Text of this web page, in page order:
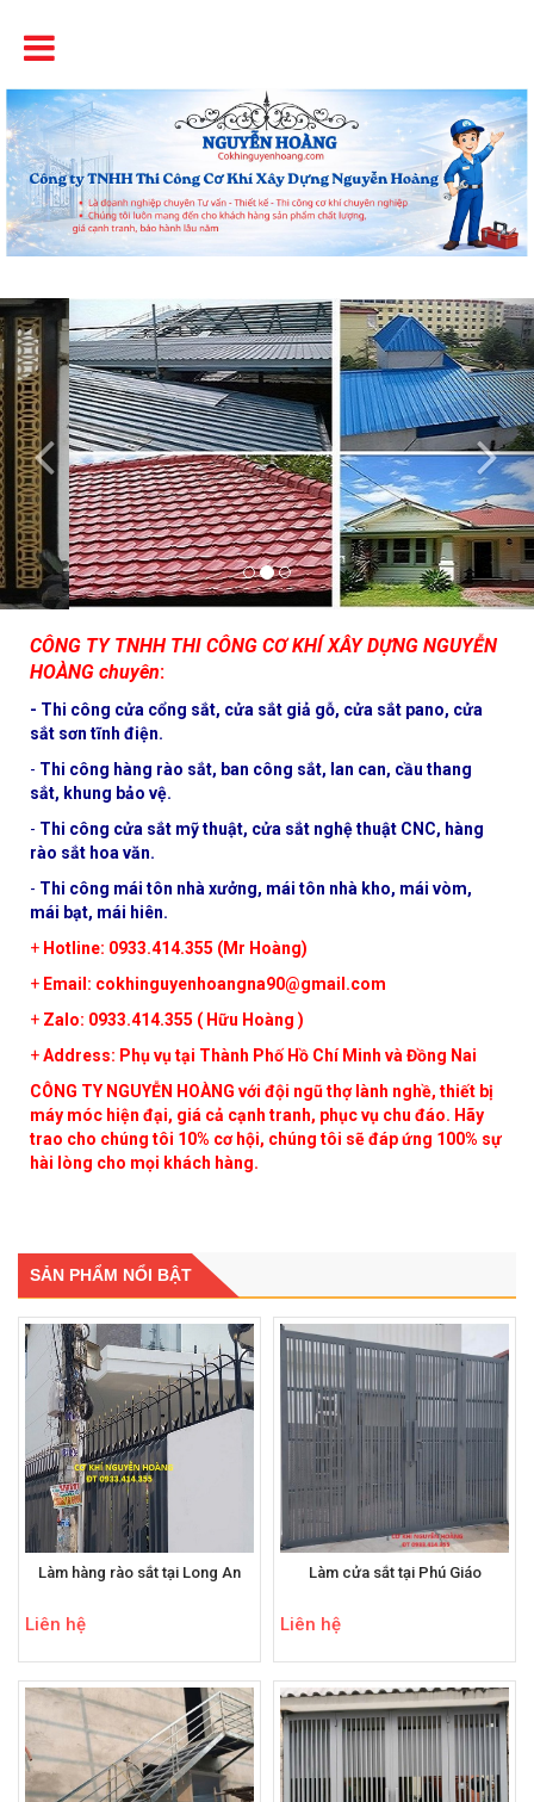
Previous
CÔNG TY TNHH THI CÔNG CƠ KHÍ XÂY DỰNG NGUYỄN
HOÀNG chuyên:
- Thi công cửa cổng sắt, cửa sắt giả gỗ, cửa sắt pano, cửa
sắt sơn tĩnh điện.
- Thi công hàng rào sắt, ban công sắt, lan can, cầu thang
sắt, khung bảo vệ.
- Thi công cửa sắt mỹ thuật, cửa sắt nghệ thuật CNC, hàng
rào sắt hoa văn.
- Thi công mái tôn nhà xưởng, mái tôn nhà kho, mái vòm,
mái bạt, mái hiên.
+ Hotline: 0933.414.355 (Mr Hoàng)
+ Email: cokhinguyenhoangna90@gmail.com
+ Zalo: 0933.414.355 ( Hữu Hoàng )
+Address: Phụ vụ tại Thành Phố Hồ Chí Minh và Đồng Nai
CÔNG TY NGUYỄN HOÀNG với đội ngũ thợ lành nghề, thiết bị
máy móc hiện đại, giá cả cạnh tranh, phục vụ chu đáo. Hãy
trao cho chúng tôi 10% cơ hội, chúng tôi sẽ đáp ứng 100% sự
hài lòng cho mọi khách hàng.
SẢN PHẨM NỔI BẬT
Làm hàng rào sắt tại Long An
Liên hệ
Làm cửa sắt tại Phú Giáo
Liên hệ